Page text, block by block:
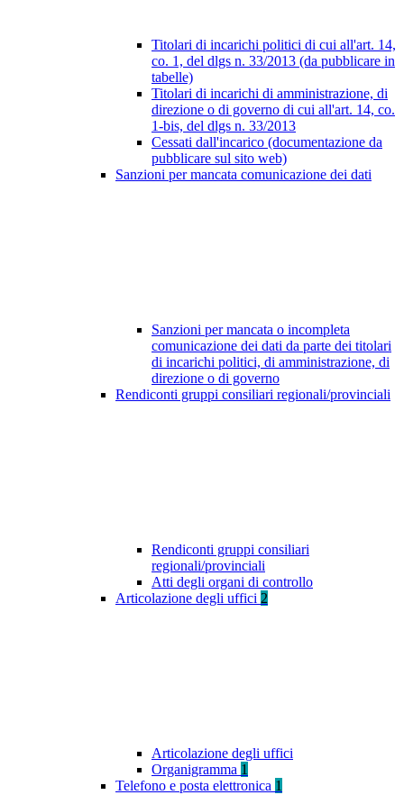
Titolari di incarichi politici di cui all'art. 14,
co. 1, del dlgs n. 33/2013 (da pubblicare in
tabelle)
Titolari di incarichi di amministrazione, di
direzione o di governo di cui all'art. 14, co.
1-bis, del dlgs n. 33/2013
Cessati dall'incarico (documentazione da
pubblicare sul sito web)
Sanzioni per mancata comunicazione dei dati
Sanzioni per mancata o incompleta
comunicazione dei dati da parte dei titolari
di incarichi politici, di amministrazione, di
direzione o di governo
Rendiconti gruppi consiliari regionali/provinciali
Rendiconti gruppi consiliari
regionali/provinciali
Atti degli organi di controllo
Articolazione degli uffici 2
Articolazione degli uffici
Organigramma 1
Telefono e posta elettronica 1